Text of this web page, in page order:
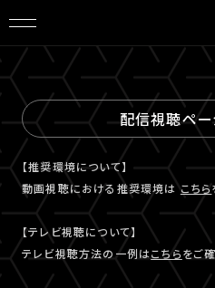
会員登録
配信視聴ペ
【推奨環境について】
動画視聴における推奨環境はこちら
【テレビ視聴について】
テレビ視聴⽅法の⼀例はこちらをご